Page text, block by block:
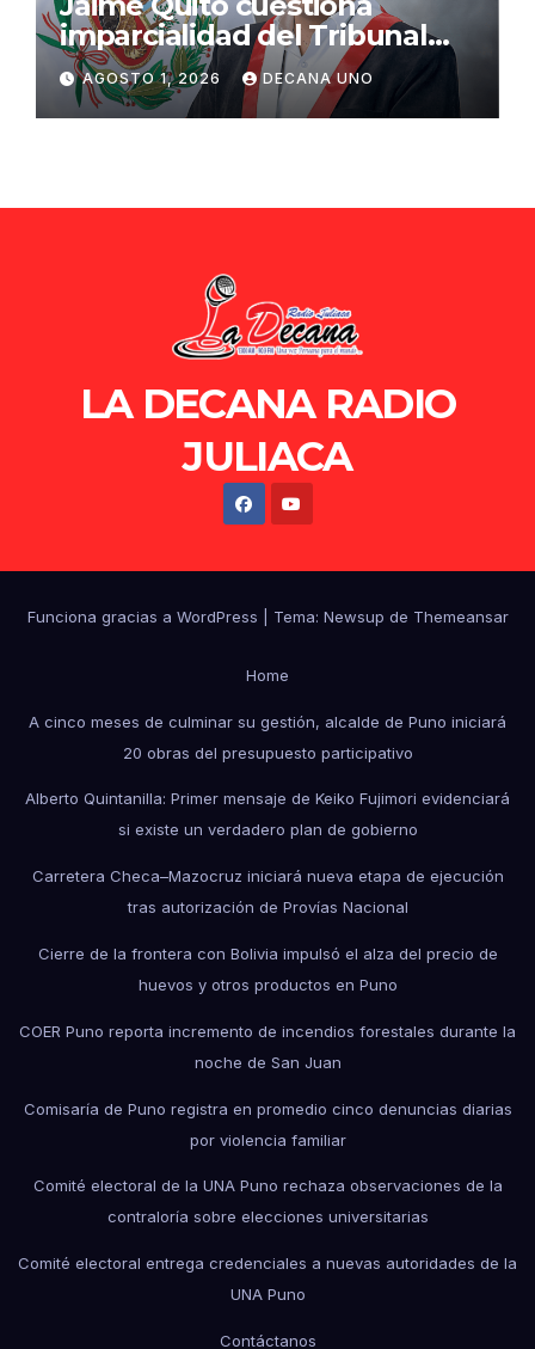
imparcialidad del Tribunal
Constitucional tras liberación
de Ollanta Humala
AGOSTO 1, 2026 DECANA UNO
LA DECANA RADIO
JULIACA
Funciona gracias a WordPress Tema: Newsup de Themeansar
Home
A cinco meses de culminar su gestión, alcalde de Puno iniciará
20 obras del presupuesto participativo
Alberto Quintanilla: Primer mensaje de Keiko Fujimori evidenciará
si existe un verdadero plan de gobierno
Carretera Checa–Mazocruz iniciará nueva etapa de ejecución
tras autorización de Provías Nacional
Cierre de la frontera con Bolivia impulsó el alza del precio de
huevos y otros productos en Puno
COER Puno reporta incremento de incendios forestales durante la
noche de San Juan
Comisaría de Puno registra en promedio cinco denuncias diarias
por violencia familiar
Comité electoral de la UNA Puno rechaza observaciones de la
contraloría sobre elecciones universitarias
Comité electoral entrega credenciales a nuevas autoridades de la
UNA Puno
Contáctanos